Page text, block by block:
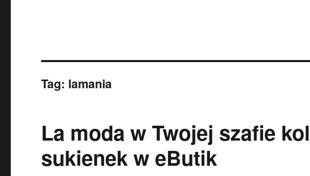
Tag: lamania
La moda w Twojej szafie
sukienek w eButik